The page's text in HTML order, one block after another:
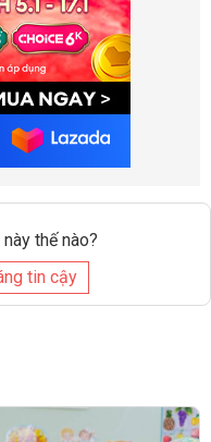
thế nào?
tin cậy